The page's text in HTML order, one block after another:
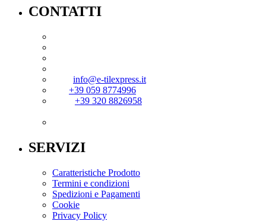
CONTATTI
info@e-tilexpress.it
+39 059 8774996
+39 320 8826958
SERVIZI
Caratteristiche Prodotto
Termini e condizioni
Spedizioni e Pagamenti
Cookie
Privacy Policy